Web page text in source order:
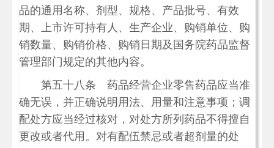
品的通用名称、剂型、规格、产品批号、有效
期、上市许可持有人、生产企业、购销单位、购
销数量、购销价格、购销日期及国务院药品监督
管理部门规定的其他内容。
第五十八条 药品经营企业零售药品应当准
确无误，并正确说明用法、用量和注意事项；调
配处方应当经过核对，对处方所列药品不得擅自
更改或者代用。对有配伍禁忌或者超剂量的处